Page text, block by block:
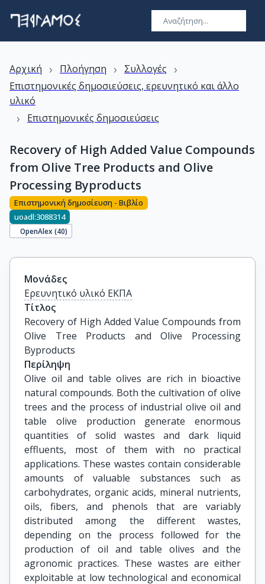
Αρχική › Πλοήγηση › Συλλογές ›
Επιστημονικές δημοσιεύσεις, ερευνητικό και άλλο
υλικό
› Επιστημονικές δημοσιεύσεις
Recovery of High Added Value Compounds
from Olive Tree Products and Olive
Processing Byproducts
Επιστημονική δημοσίευση - Βιβλίο
uoadl:3088314
OpenAlex (40)
Μονάδες
Ερευνητικό υλικό ΕΚΠΑ
Τίτλος
Recovery of High Added Value Compounds from
Olive Tree Products and Olive Processing
Byproducts
Περίληψη
Olive oil and table olives are rich in bioactive
natural compounds. Both the cultivation of olive
trees and the process of industrial olive oil and
table olive production generate enormous
quantities of solid wastes and dark liquid
effluents, most of them with no practical
applications. These wastes contain considerable
amounts of valuable substances such as
carbohydrates, organic acids, mineral nutrients,
oils, fibers, and phenols that are variably
distributed among the different wastes,
depending on the process followed for the
production of oil and table olives and the
agronomic practices. These wastes are either
exploitable at low technological and economical